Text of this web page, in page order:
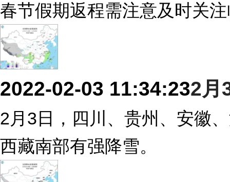
春节假期返程需注意及时关
2022-02-03 11:34:232月
2月3日，四川、贵州、安徽
西藏南部有强降雪。